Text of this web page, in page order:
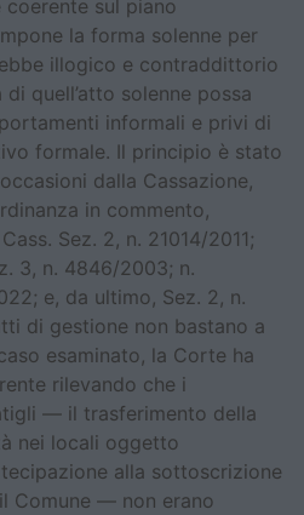
coerente sul piano
la forma solenne per
illogico e contraddittorio
quell’atto solenne possa
informali e privi di
formale. Il principio è stato
dalla Cassazione,
in commento,
Sez. 2, n. 21014/2011;
3, n. 4846/2003; n.
e, da ultimo, Sez. 2, n.
di gestione non bastano a
esaminato, la Corte ha
rilevando che i
— il trasferimento della
nei locali oggetto
alla sottoscrizione
Comune — non erano